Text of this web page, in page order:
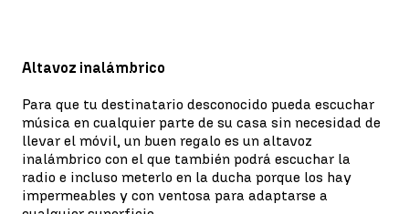
Altavoz inalámbrico
Para que tu destinatario desconocido pueda escuchar
música en cualquier parte de su casa sin necesidad de
llevar el móvil, un buen regalo es un altavoz
inalámbrico con el que también podrá escuchar la
radio e incluso meterlo en la ducha porque los hay
impermeables y con ventosa para adaptarse a